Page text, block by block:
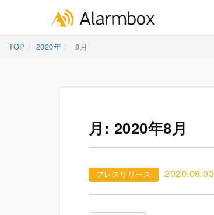
Skip
TOP 2020年 8月
月: 2020年8月
プレスリリース 2020.08.03